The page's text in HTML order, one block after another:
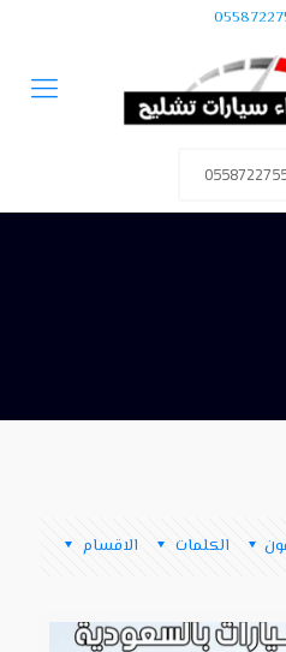
الاقسام الكلمات